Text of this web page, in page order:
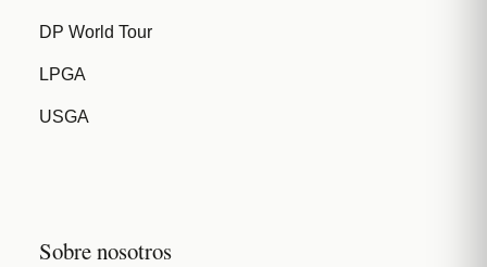
DP World Tour
LPGA
USGA
Sobre nosotros